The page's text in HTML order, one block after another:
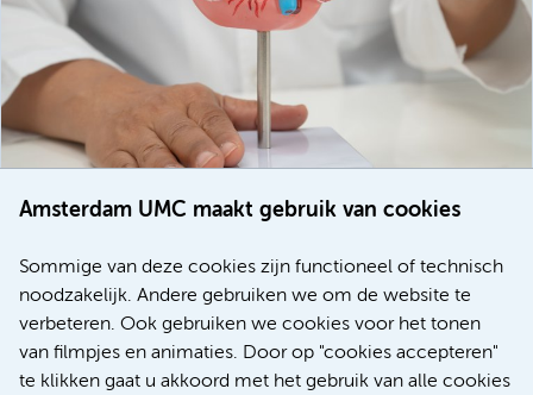
Amsterdam UMC maakt gebruik van cookies
Sommige van deze cookies zijn functioneel of technisch
noodzakelijk. Andere gebruiken we om de website te
verbeteren. Ook gebruiken we cookies voor het tonen
van filmpjes en animaties. Door op "cookies accepteren"
te klikken gaat u akkoord met het gebruik van alle cookies
voor patiënten met alvleesklierkanker verbeteren
Kanker Internationaal